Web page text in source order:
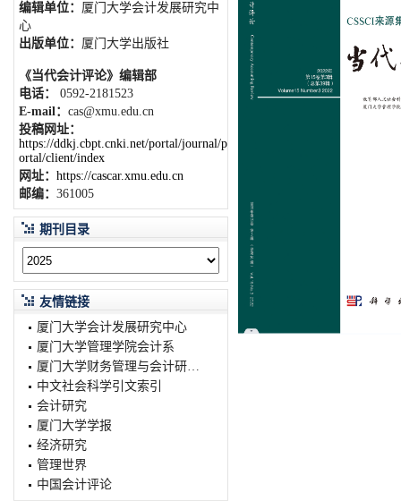
编辑单位： 厦门大学会计发展研究中
心
出版单位： 厦门大学出版社
《当代会计评论》编辑部
电话： 0592-2181523
E-mail： cas@xmu.edu.cn
投稿网址：
https://ddkj.cbpt.cnki.net/portal/journal/p
ortal/client/index
网址： https://cascar.xmu.edu.cn
邮编： 361005
期刊目录
友情链接
厦门大学会计发展研究中心
厦门大学管理学院会计系
厦门大学财务管理与会计研究院
中文社会科学引文索引
会计研究
厦门大学学报
经济研究
管理世界
中国会计评论